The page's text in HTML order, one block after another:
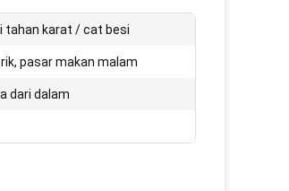
tahan karat / cat besi
pasar makan malam
dari dalam